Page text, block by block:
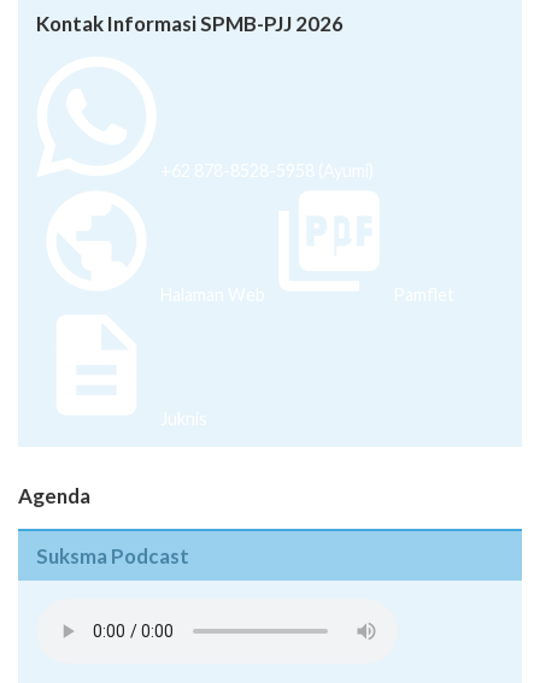
Kontak Informasi SPMB-PJJ 2026
+62 878-8528-5958 (Ayumi)
Halaman Web Pamflet
Juknis
Agenda
Suksma Podcast